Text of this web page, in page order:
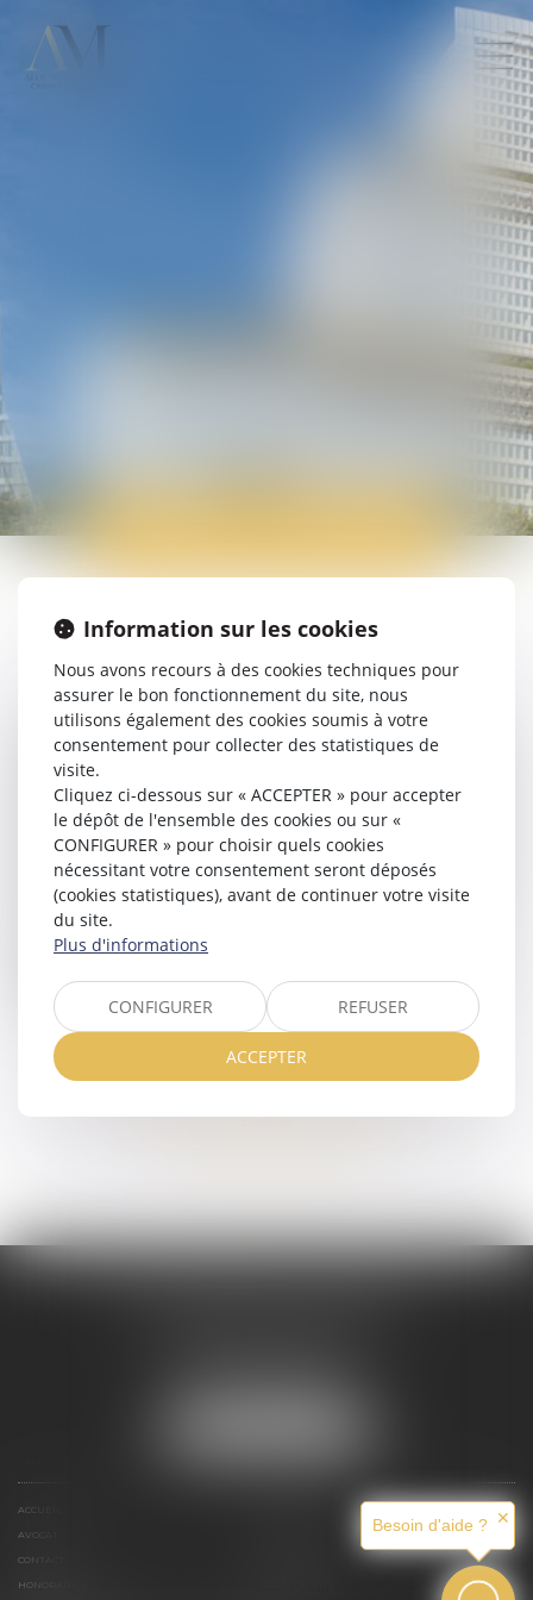
La promesse de vente est un avant-contrat par lequel le
vendeur s’engage à vendre un bien à un prix déterminé et
l’acheteur dispose d’un délai pour confirmer son achat. Il en
existe deux types : la promesse unilatérale et le compromis
de vente (ou promesse synallagmatique). Ce document
fixe les conditions essentielles de la transaction : prix, délais,
clauses suspensives (obtention d’un prêt, purge des droits
de préemption). En cas de non-respect des engagements,
des pénalités financières ou une annulation judiciaire
peuvent être envisagées. Une avocate peut sécuriser la
rédaction, vérifier les clauses et défendre vos droits en cas
de litige.
ACCUEIL
AVOCAT
CONTACT
HONORAIRES
Information sur les cookies
Nous avons recours à des cookies techniques pour
assurer le bon fonctionnement du site, nous
utilisons également des cookies soumis à votre
consentement pour collecter des statistiques de
visite.
Cliquez ci-dessous sur « ACCEPTER » pour accepter
le dépôt de l'ensemble des cookies ou sur «
CONFIGURER » pour choisir quels cookies
nécessitant votre consentement seront déposés
(cookies statistiques), avant de continuer votre visite
du site.
Plus d'informations
CONFIGURER REFUSER
ACCEPTER
Besoin d'aide ? ✕